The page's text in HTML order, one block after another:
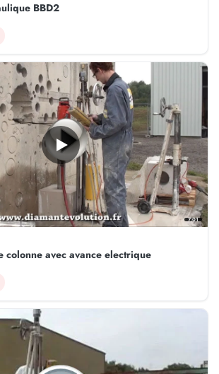
BBD2
7:01
colonne avec avance electrique